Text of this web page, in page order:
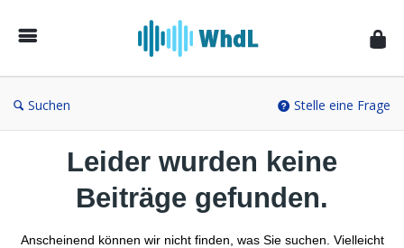
von
Suchen Stelle eine Frage
Leider wurden keine
Beiträge gefunden.
Anscheinend können wir nicht finden, was Sie suchen. Vielleicht